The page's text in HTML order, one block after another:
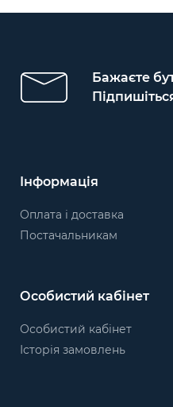
Бажаєте
Інформація
Оплата і доставка
Постачальникам
Особистий кабінет
Особистий кабінет
Історія замовлень